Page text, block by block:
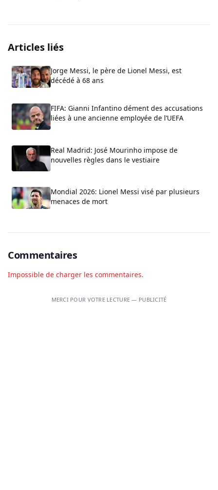
Articles liés
Jorge Messi, le père de Lionel Messi, est
décédé à 68 ans
FIFA: Gianni Infantino dément des accusations
liées à une ancienne employée de l’UEFA
Real Madrid: José Mourinho impose de
nouvelles règles dans le vestiaire
Mondial 2026: Lionel Messi visé par plusieurs
menaces de mort
Commentaires
Impossible de charger les commentaires.
MERCI POUR VOTRE LECTURE — PUBLICITÉ